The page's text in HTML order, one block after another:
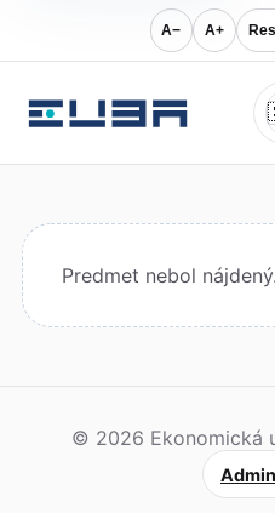
A− A+
Predmet nebol nájdený.
© 2026 Ekonomická